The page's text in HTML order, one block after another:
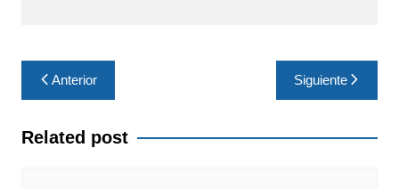
Navegación
de
entradas
Anterior Siguiente
Related post